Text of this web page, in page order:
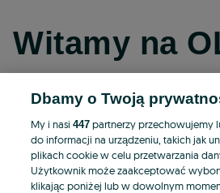
Witamy na
Kontynuuj przez
Kontynuuj przez
Dbamy o Twoją
My i nasi447 partnerzy przechowujemy
do informacji na urządzeniu, takich jak
plikach cookie w celu przetwarzania
Użytkownik może zaakceptować
klikając poniżej lub w dowolnym